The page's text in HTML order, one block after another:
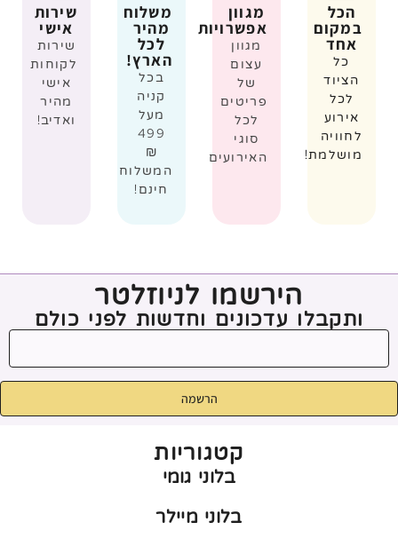
הכל
במקום
אחד
כל
הציוד
לכל
אירוע
לחוויה
מושלמת!
מגוון
אפשרויות
מגוון
עצום
של
פריטים
לכל
סוגי
האירועים
משלוח
מהיר
לכל
הארץ!
בכל
קניה
מעל
499
₪
המשלוח
חינם!
שירות
אישי
שירות
לקוחות
אישי
מהיר
ואדיב!
הירשמו לניוזלטר
ותקבלו עדכונים וחדשות לפני כולם
הרשמה
קטגוריות
בלוני גומי
בלוני מיילר